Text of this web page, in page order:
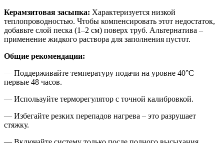
Керамзитовая засыпка: Характеризуется низкой
теплопроводностью. Чтобы компенсировать этот недостаток,
добавьте слой песка (1–2 см) поверх труб. Альтернатива –
применение жидкого раствора для заполнения пустот.
Общие рекомендации:
— Поддерживайте температуру подачи на уровне 40°C
первые 48 часов.
— Используйте терморегулятор с точной калибровкой.
— Избегайте резких перепадов нагрева – это разрушает
стяжку.